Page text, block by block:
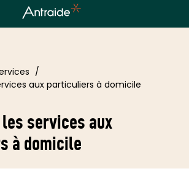
aux particuliers à domicile
services aux
à domicile